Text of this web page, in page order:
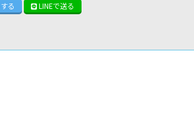
する LINEで送る